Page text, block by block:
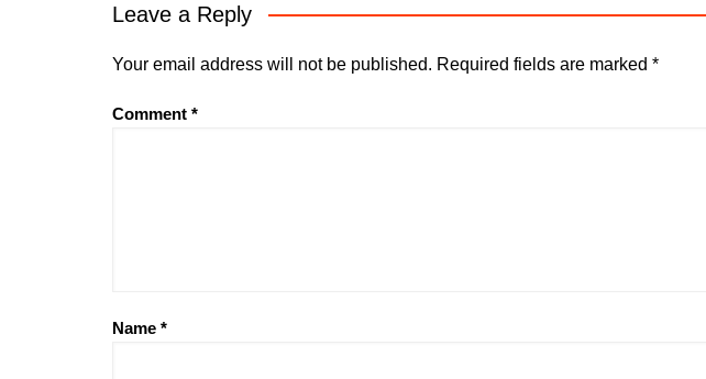
Leave a Reply
Your email address will not be published. Required fields are marked *
Comment *
Name *